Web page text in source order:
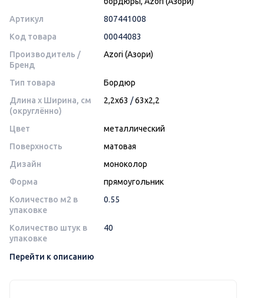
Артикул
807441008
Код товара
00044083
Производитель /
Бренд
Azori (Азори)
Тип товара
Бордюр
Длина x Ширина, см
(округлённо)
2,2x63 /63x2,2
Цвет
металлический
Поверхность
матовая
Дизайн
моноколор
Форма
прямоугольник
Количество м2 в
упаковке
0.55
Количество штук в
упаковке
40
Перейти к описанию